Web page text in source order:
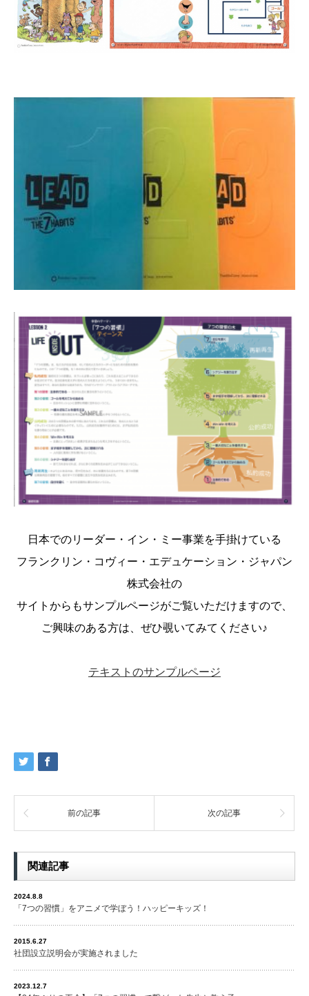
日本でのリーダー・イン・ミー事業を手掛けている
フランクリン・コヴィー・エデュケーション・ジャパン
株式会社の
サイトからもサンプルページがご覧いただけますので、
ご興味のある方は、ぜひ覗いてみてください♪
テキストのサンプルページ
前の記事 次の記事
関連記事
2024.8.8
「7つの習慣」をアニメで学ぼう！ハッピーキッズ！
2015.6.27
社団設立説明会が実施されました
2023.12.7